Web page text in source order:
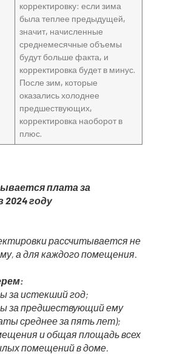
корректировку: если зима
была теплее предыдущей,
значит, начисленные
среднемесячные объемы
будут больше факта, и
корректировка будет в минус.
После зим, которые
оказались холоднее
предшествующих,
корректировка наоборот в
плюс.
плата за
2024 году
рассчитывается не
а для каждого помещения.
за истекший год;
за предшествующий ему
среднее за пять лет);
и общая площадь всех
помещений в доме.